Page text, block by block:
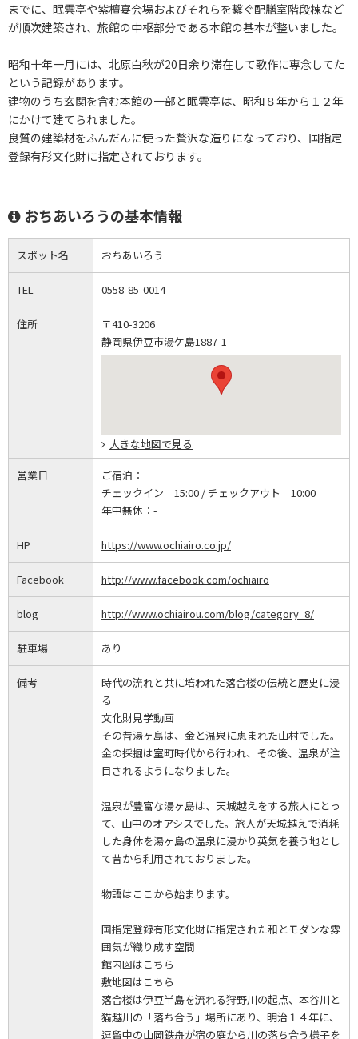
までに、眠雲亭や紫檀宴会場およびそれらを繋ぐ配膳室階段棟など
が順次建築され、旅館の中枢部分である本館の基本が整いました。
昭和十年一月には、北原白秋が20日余り滞在して歌作に専念してた
という記録があります。
建物のうち玄関を含む本館の一部と眠雲亭は、昭和８年から１２年
にかけて建てられました。
良質の建築材をふんだんに使った贅沢な造りになっており、国指定
登録有形文化財に指定されております。
おちあいろうの基本情報
スポット名 おちあいろう
TEL 0558-85-0014
住所
〒410-3206
静岡県伊豆市湯ケ島1887-1
大きな地図で見る
営業日
ご宿泊：
チェックイン 15:00 / チェックアウト 10:00
年中無休： -
HP https://www.ochiairo.co.jp/
Facebook http://www.facebook.com/ochiairo
blog http://www.ochiairou.com/blog/category_8/
駐車場 あり
備考
時代の流れと共に培われた落合楼の伝統と歴史に浸
る
文化財見学動画
その昔湯ヶ島は、金と温泉に恵まれた山村でした。
金の採掘は室町時代から行われ、その後、温泉が注
目されるようになりました。
温泉が豊富な湯ヶ島は、天城越えをする旅人にとっ
て、山中のオアシスでした。旅人が天城越えで消耗
した身体を湯ヶ島の温泉に浸かり英気を養う地とし
て昔から利用されておりました。
物語はここから始まります。
国指定登録有形文化財に指定された和とモダンな雰
囲気が織り成す空間
館内図はこちら
敷地図はこちら
落合楼は伊豆半島を流れる狩野川の起点、本谷川と
猫越川の「落ち合う」場所にあり、明治１４年に、
逗留中の山岡鉄舟が宿の庭から川の落ち合う様子を